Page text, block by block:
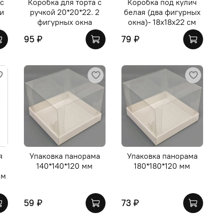
Коробка для торта с
ручкой 20*20*22. 2
фигурных окна
95 ₽
Коробка под кулич
белая (два фигурных
окна)- 18х18х22 см
79 ₽
Упаковка панорама
140*140*120 мм
59 ₽
Упаковка панорама
180*180*120 мм
73 ₽